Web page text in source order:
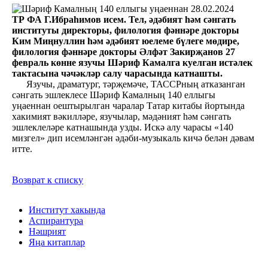
28.02.2024
ТР ФА Г.Ибраһимов исем. Тел, әдәбият һәм сәнгать
институты директоры, филология фәннәре докторы
Ким Миңнуллин һәм әдәбият юелеме бүлеге мөдире,
филология фәннәре докторы Әлфәт Закирҗанов 27
февраль көнне язучы Шәриф Камалга куелган истәлек
тактасына чәчәкләр салу чарасында катнашты.
Язучы, драматург, тәрҗемәче, ТАССРның атказанган
сәнгать эшлеклесе Шәриф Камалның 140 еллыгы
уңаеннан оештырылган чаралар Татар китабы йортында
хакимият вәкилләре, язучылар, мәдәният һәм сәнгать
эшлеклеләре катнашында узды. Искә алу чарасы «140
мизгел» дип исемләнгән әдәби-музыкаль кичә белән дәвам
итте.
Возврат к списку
Институт хакында
Аспирантура
Нәшрият
Яңа китаплар